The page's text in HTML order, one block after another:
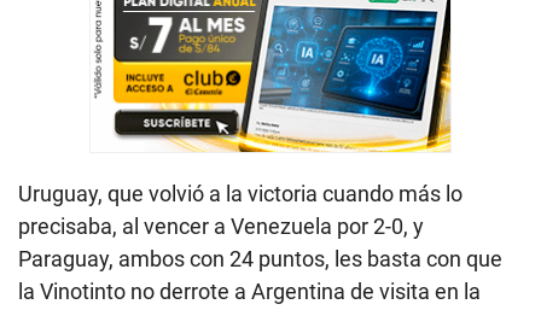
Uruguay, que volvió a la victoria cuando más lo
precisaba, al vencer a Venezuela por 2-0, y
Paraguay, ambos con 24 puntos, les basta con que
la Vinotinto no derrote a Argentina de visita en la